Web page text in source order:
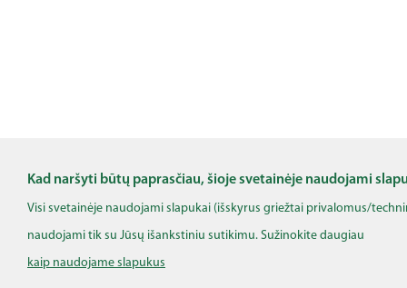
Kad naršyti būtų paprasčiau, šioje svetainėje naudojami
Visi svetainėje naudojami slapukai (išskyrus griežtai privalomus/
naudojami tik su Jūsų išankstiniu sutikimu. Sužinokite daugiau
kaip naudojame slapukus